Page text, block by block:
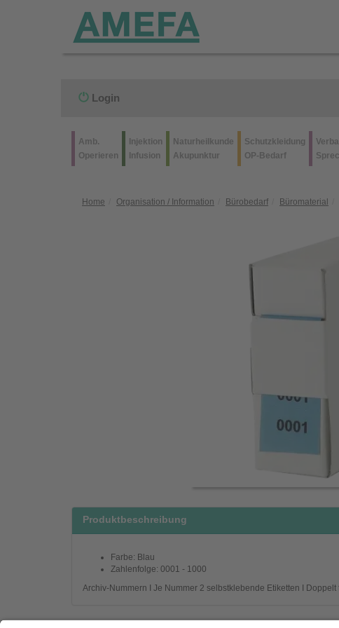
Login
Amb.
Operieren
Injektion
Infusion
Naturheilkunde
Akupunktur
Schutzkleidung
OP-Bedarf
Home Organisation / Information Bürobedarf Büromaterial
Produktbeschreibung
Farbe: Blau
Zahlenfolge: 0001 - 1000
Archiv-Nummern I Je Nummer 2 selbstklebende Etiketten I